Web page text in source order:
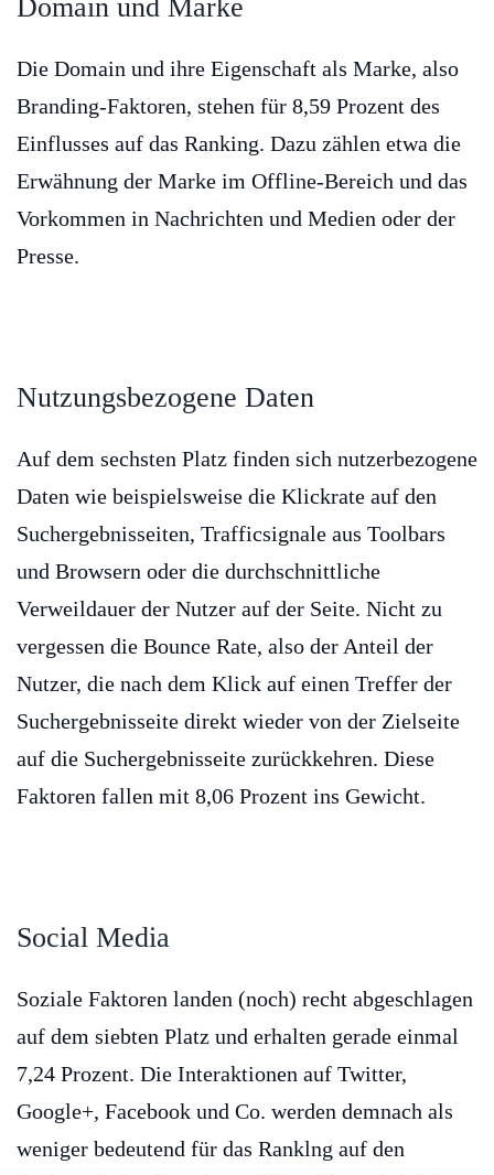
Domain und Marke
Die Domain und ihre Eigenschaft als Marke, also
Branding-Faktoren, stehen für 8,59 Prozent des
Einflusses auf das Ranking. Dazu zählen etwa die
Erwähnung der Marke im Offline-Bereich und das
Vorkommen in Nachrichten und Medien oder der
Presse.
Nutzungsbezogene Daten
Auf dem sechsten Platz finden sich nutzerbezogene
Daten wie beispielsweise die Klickrate auf den
Suchergebnisseiten, Trafficsignale aus Toolbars
und Browsern oder die durchschnittliche
Verweildauer der Nutzer auf der Seite. Nicht zu
vergessen die Bounce Rate, also der Anteil der
Nutzer, die nach dem Klick auf einen Treffer der
Suchergebnisseite direkt wieder von der Zielseite
auf die Suchergebnisseite zurückkehren. Diese
Faktoren fallen mit 8,06 Prozent ins Gewicht.
Social Media
Soziale Faktoren landen (noch) recht abgeschlagen
auf dem siebten Platz und erhalten gerade einmal
7,24 Prozent. Die Interaktionen auf Twitter,
Google+, Facebook und Co. werden demnach als
weniger bedeutend für das Ranklng auf den